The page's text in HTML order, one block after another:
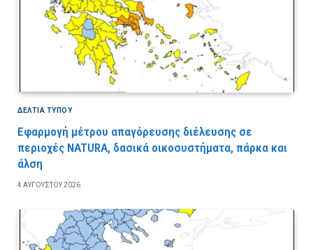
ΔΕΛΤΙΑ ΤΥΠΟΥ
Εφαρμογή μέτρου απαγόρευσης διέλευσης σε
περιοχές NATURA, δασικά οικοσυστήματα, πάρκα και
άλση
4 ΑΥΓΟΎΣΤΟΥ 2026